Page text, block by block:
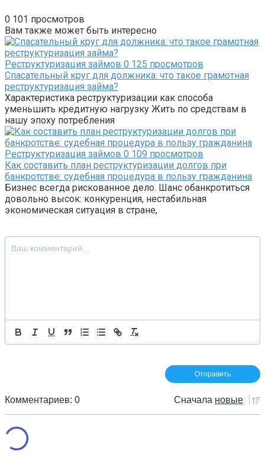
0 101 просмотров
Вам также может быть интересно
Реструктуризация займов 0 125 просмотров
Спасательный круг для должника: что такое грамотная
реструктуризация займа?
Характеристика реструктуризации как способа
уменьшить кредитную нагрузку Жить по средствам в
нашу эпоху потребления
Реструктуризация займов 0 109 просмотров
Как составить план реструктуризации долгов при
банкротстве: судебная процедура в пользу гражданина
Бизнес всегда рискованное дело. Шанс обанкротиться
довольно высок: конкуренция, нестабильная
экономическая ситуация в стране,
Комментариев: 0 Сначала новые